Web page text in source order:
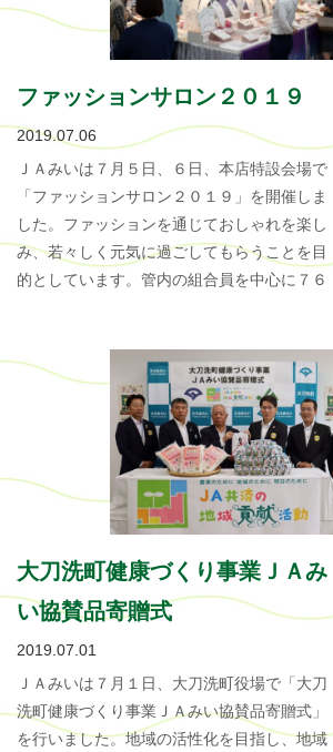
ファッションサロン２０１９
2019.07.06
ＪＡみいは７月５日、６日、本店特設会場で
「ファッションサロン２０１９」を開催しま
した。ファッションを通じておしゃれを楽し
み、若々しく元気に過ごしてもらうことを目
的としています。管内の組合員を中心に７６
大刀洗町健康づくり事業ＪＡみ
い協賛品寄贈式
2019.07.01
ＪＡみいは７月１日、大刀洗町役場で「大刀
洗町健康づくり事業ＪＡみい協賛品寄贈式」
を行いました。地域の活性化を目指し、地域